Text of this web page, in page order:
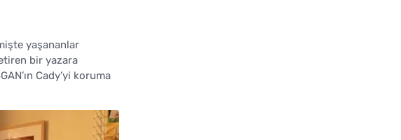
yaşananlar
bir yazara
Cady’yi koruma